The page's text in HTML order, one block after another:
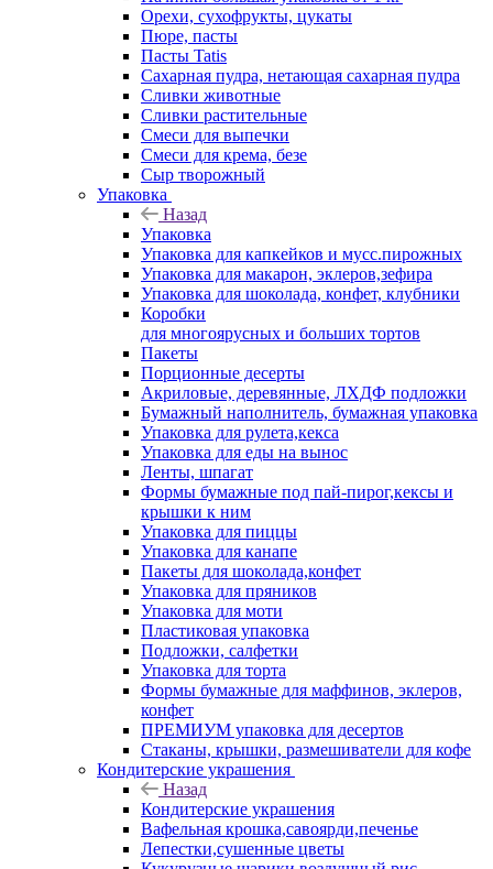
Орехи, сухофрукты, цукаты
Пюре, пасты
Пасты Tatis
Сахарная пудра, нетающая сахарная пудра
Сливки животные
Сливки растительные
Смеси для выпечки
Смеси для крема, безе
Сыр творожный
Упаковка
Назад
Упаковка
Упаковка для капкейков и мусс.пирожных
Упаковка для макарон, эклеров,зефира
Упаковка для шоколада, конфет, клубники
Коробки
для многоярусных и больших тортов
Пакеты
Порционные десерты
Акриловые, деревянные, ЛХДФ подложки
Бумажный наполнитель, бумажная упаковка
Упаковка для рулета,кекса
Упаковка для еды на вынос
Ленты, шпагат
Формы бумажные под пай-пирог,кексы и
крышки к ним
Упаковка для пиццы
Упаковка для канапе
Пакеты для шоколада,конфет
Упаковка для пряников
Упаковка для моти
Пластиковая упаковка
Подложки, салфетки
Упаковка для торта
Формы бумажные для маффинов, эклеров,
конфет
ПРЕМИУМ упаковка для десертов
Стаканы, крышки, размешиватели для кофе
Кондитерские украшения
Назад
Кондитерские украшения
Вафельная крошка,савоярди,печенье
Лепестки,сушенные цветы